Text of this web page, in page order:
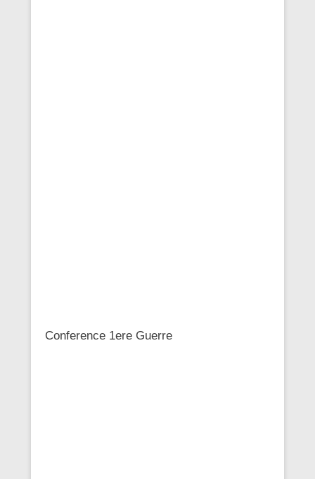
Conference 1ere Guerre